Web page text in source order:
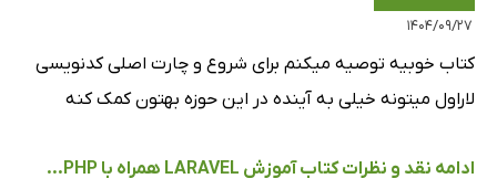
۱۴۰۴/۰۹/۲۷
کتاب خوبیه توصیه میکنم برای شروع و چارت اصلی کدنویسی
لاراول میتونه خیلی به آینده در این حوزه بهتون کمک کنه
ادامه نقد و نظرات کتاب آموزش LARAVEL همراه با PHP...